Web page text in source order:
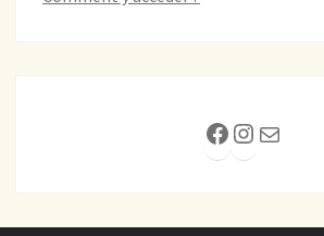
Facebook
Instagram
E-mail